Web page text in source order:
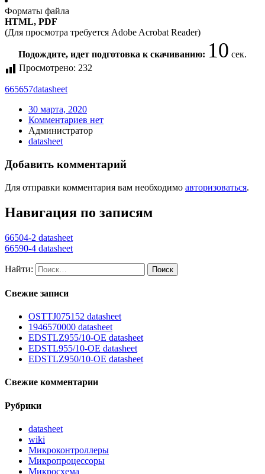
Форматы файла
HTML, PDF
(Для просмотра требуется Adobe Acrobat Reader)
Подождите, идет подготовка к скачиванию: 10 сек.
Просмотрено: 232
665657datasheet
30 марта, 2020
Комментариев нет
Администратор
datasheet
Добавить комментарий
Для отправки комментария вам необходимо авторизоваться.
Навигация по записям
66504-2 datasheet
66590-4 datasheet
Найти:
Свежие записи
OSTTJ075152 datasheet
1946570000 datasheet
EDSTLZ955/10-OE datasheet
EDSTL955/10-OE datasheet
EDSTLZ950/10-OE datasheet
Свежие комментарии
Рубрики
datasheet
wiki
Микроконтроллеры
Микропроцессоры
Микросхема